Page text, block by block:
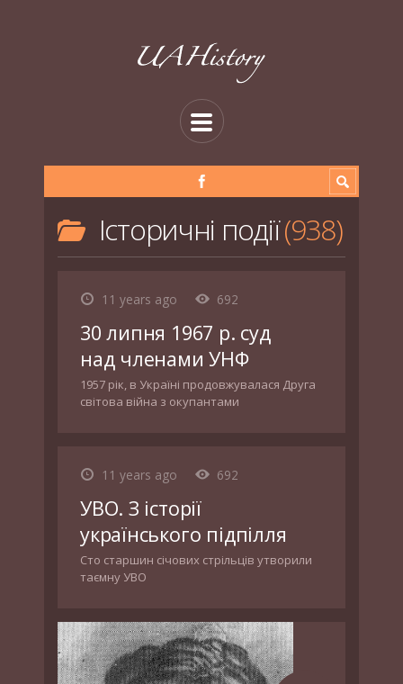
Історичні події 938
11 years ago 692
30 липня 1967 р. суд
над членами УНФ
1957 рік, в Україні продовжувалася Друга
світова війна з окупантами
11 years ago 692
УВО. З історії
українського підпілля
Сто старшин січових стрільців утворили
таємну УВО